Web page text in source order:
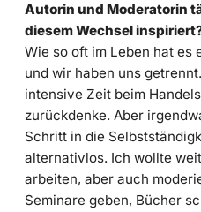
Autorin und Moderatorin
diesem Wechsel
Wie so oft im Leben hat es
und wir haben uns
intensive Zeit beim
zurückdenke. Aber
Schritt in die
alternativlos. Ich wollte
arbeiten, aber auch
Seminare geben, Bücher